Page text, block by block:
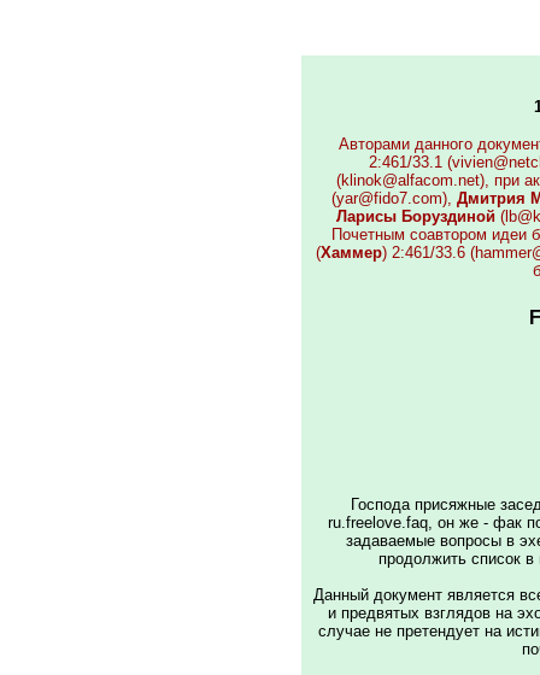
Авторами данного
2:461/33.1
(klinok@alfacom.net), при
(yar@fido7.com), Дмитрия
Ларисы Боруздиной
Почетным соавтором идеи
(Хаммер) 2:461/33.6
Господа присяжные
ru.freelove.faq, он же - фак
задаваемые вопросы в
продолжить список в
Данный документ является
и предвятых взглядов на
случае не претендует на